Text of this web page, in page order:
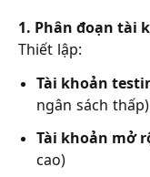
1. Phân đoạn tài
Thiết lập:
Tài khoản
ngân sách thấp)
Tài khoản mở
cao)